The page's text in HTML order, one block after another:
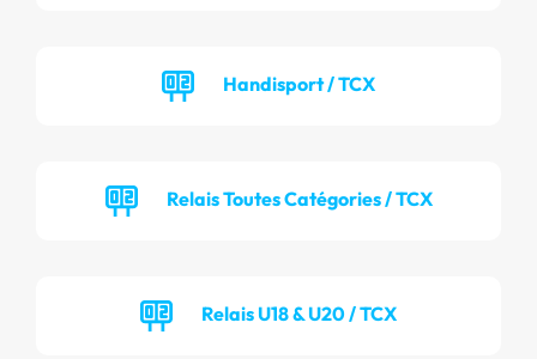
Handisport / TCX
Relais Toutes Catégories / TCX
Relais U18 & U20 / TCX